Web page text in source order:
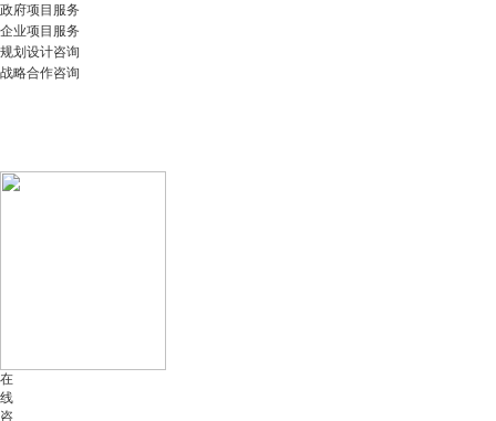
政府项目服务
企业项目服务
规划设计咨询
战略合作咨询
在
线
咨